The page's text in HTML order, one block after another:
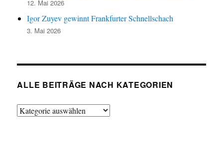
12. Mai 2026
Igor Zuyev gewinnt Frankfurter Schnellschach
3. Mai 2026
ALLE BEITRÄGE NACH KATEGORIEN
Alle